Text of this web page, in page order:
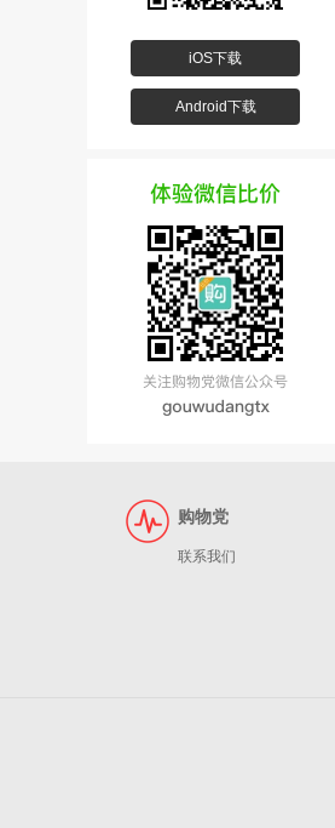
iOS下载
Android下载
购物党
联系我们